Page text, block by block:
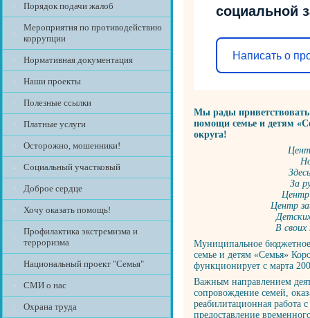
Порядок подачи жалоб
Мероприятия по противодействию
коррупции
Нормативная документация
Наши проекты
Полезные ссылки
Платные услуги
Осторожно, мошенники!
Социальный участковый
Доброе сердце
Хочу оказать помощь!
Профилактика экстремизма и
терроризма
Национальный проект "Семья"
СМИ о нас
Охрана труда
социальной
Написать о
Мы рады
помощи семье и детям
округа!
За
Центр
Центр
В своих
Муниципальное
семье и детям «Семья»
функционирует с марта
Важным направлением
сопровождение семей,
реабилитационная работа
предоставление